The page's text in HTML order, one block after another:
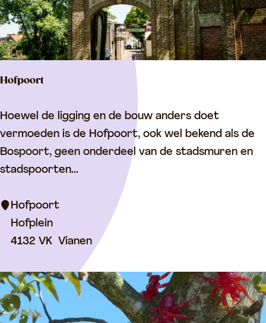
e
G
e
e
o
r
m
e
r
e
r
k
Hofpoort
H
o
f
p
o
Hoewel de ligging en de bouw anders doet
vermoeden is de Hofpoort, ook wel bekend als de
Bospoort, geen onderdeel van de stadsmuren en
stadspoorten...
Hofpoort
Hofplein
4132 VK Vianen